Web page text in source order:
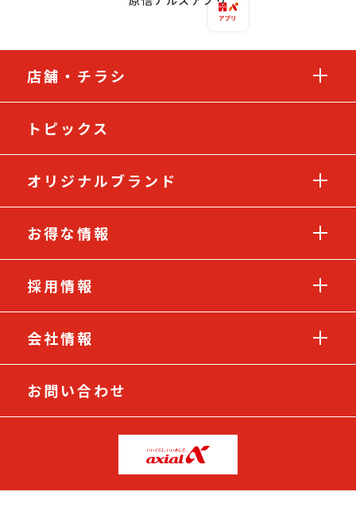
店舗・チラシ
トピックス
オリジナルブランド
お得な情報
採用情報
会社情報
お問い合わせ